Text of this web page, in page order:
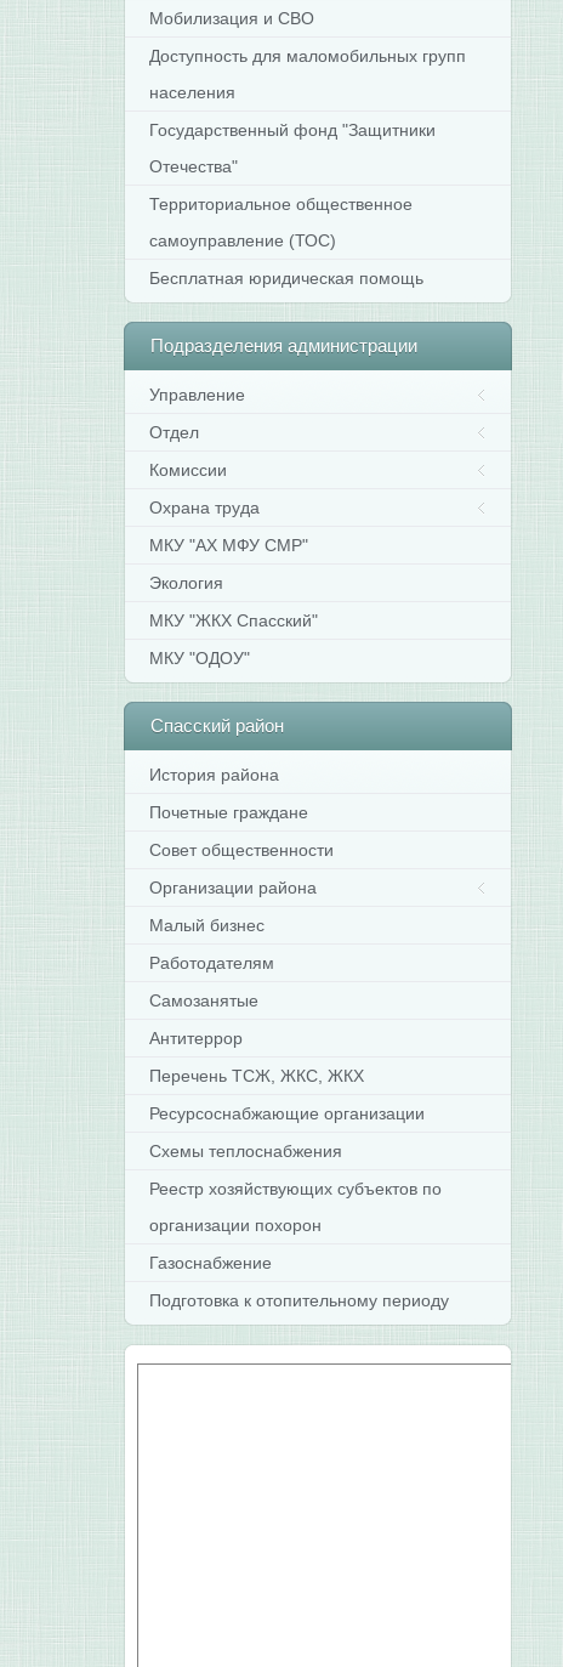
Мобилизация и СВО
Доступность для маломобильных групп
населения
Государственный фонд "Защитники
Отечества"
Территориальное общественное
самоуправление (ТОС)
Бесплатная юридическая помощь
Подразделения администрации
Управление
Отдел
Комиссии
Охрана труда
МКУ "АХ МФУ СМР"
Экология
МКУ "ЖКХ Спасский"
МКУ "ОДОУ"
Спасский район
История района
Почетные граждане
Совет общественности
Организации района
Малый бизнес
Работодателям
Самозанятые
Антитеррор
Перечень ТСЖ, ЖКС, ЖКХ
Ресурсоснабжающие организации
Схемы теплоснабжения
Реестр хозяйствующих субъектов по
организации похорон
Газоснабжение
Подготовка к отопительному периоду